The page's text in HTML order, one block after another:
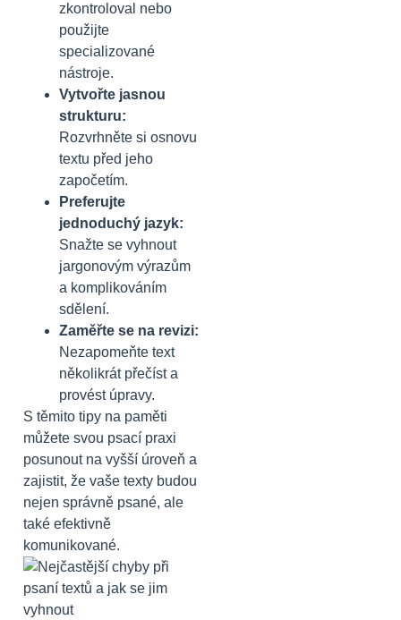
zkontroloval nebo
použijte
specializované
nástroje.
Vytvořte jasnou
strukturu:
Rozvrhněte si osnovu
textu před jeho
započetím.
Preferujte
jednoduchý jazyk:
Snažte se vyhnout
jargonovým výrazům
a komplikováním
sdělení.
Zaměřte se na revizi:
Nezapomeňte text
několikrát přečíst a
provést úpravy.
S těmito tipy na paměti
můžete svou psací praxi
posunout na vyšší úroveň a
zajistit, že vaše texty budou
nejen správně psané, ale
také efektivně
komunikované.